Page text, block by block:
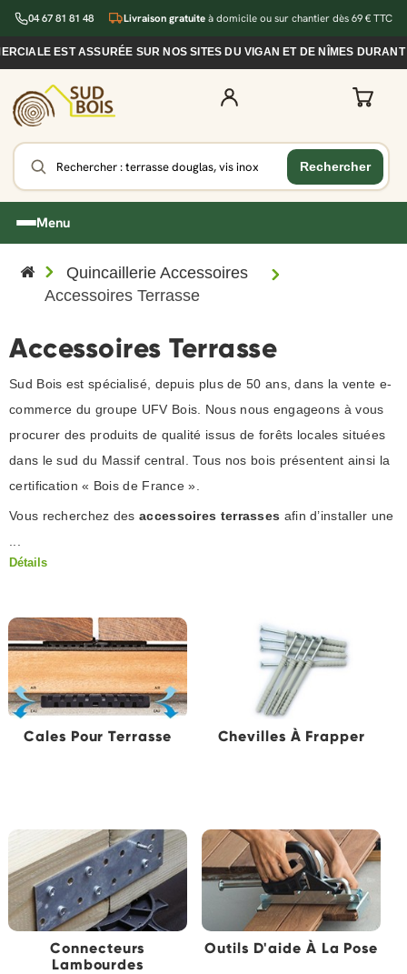
04 67 81 81 48 Livraison gratuite à domicile ou sur chantier dès 69 € TTC
ASSURÉE SUR NOS SITES DU VIGAN ET DE NÎMES DURANT
Menu
Accessoires Terrasse
Sud Bois est spécialisé, depuis plus de 50 ans, dans la vente e-
commerce du groupe UFV Bois. Nous nous engageons à vous
procurer des produits de qualité issus de forêts locales situées
dans le sud du Massif central. Tous nos bois présentent ainsi la
certification « Bois de France ».
Vous recherchez des accessoires terrasses afin d’installer une
Détails
Quincaillerie Accessoires
Accessoires Terrasse
Cales Pour Terrasse Chevilles À Frapper
Connecteurs
Lambourdes
Outils D'aide À La Pose